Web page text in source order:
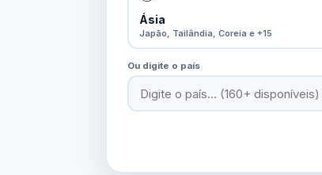
Ásia
Japão, Tailândia, Coreia e +15
Ou digite o país